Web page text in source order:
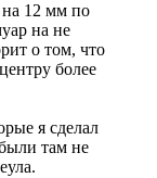
на 12 мм по
на не
о том, что
более
я сделал
там не